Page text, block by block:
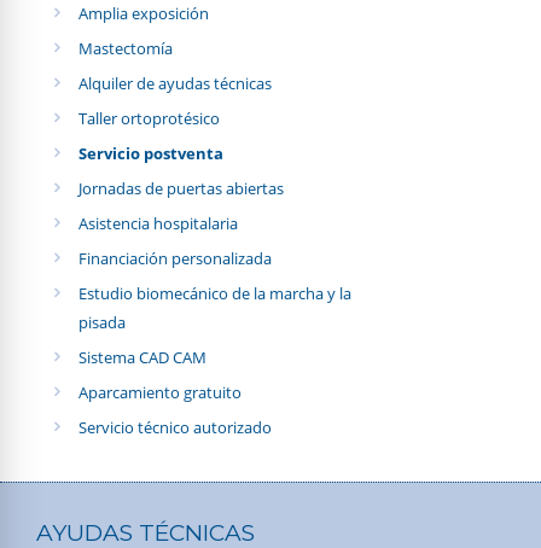
Amplia exposición
Mastectomía
Alquiler de ayudas técnicas
Taller ortoprotésico
Servicio postventa
Jornadas de puertas abiertas
Asistencia hospitalaria
Financiación personalizada
Estudio biomecánico de la marcha y la
pisada
Sistema CAD CAM
Aparcamiento gratuito
Servicio técnico autorizado
AYUDAS TÉCNICAS